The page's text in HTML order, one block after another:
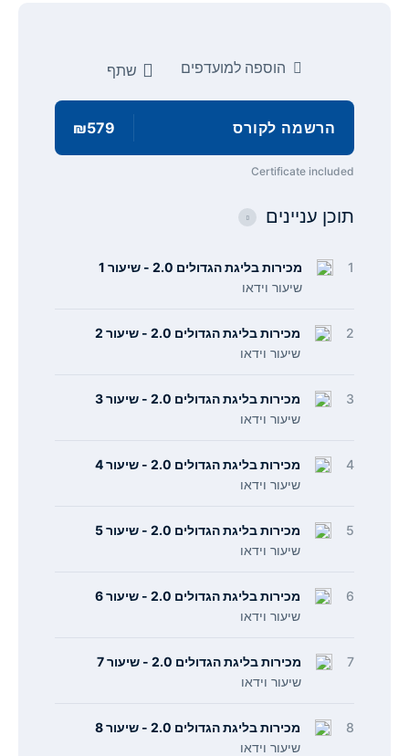
הוספה למועדפים שתף
הרשמה לקורס ₪579
Certificate included
תוכן עניינים
1
מכירות בליגת הגדולים 2.0 - שיעור 1
שיעור וידאו
2
מכירות בליגת הגדולים 2.0 - שיעור 2
שיעור וידאו
3
מכירות בליגת הגדולים 2.0 - שיעור 3
שיעור וידאו
4
מכירות בליגת הגדולים 2.0 - שיעור 4
שיעור וידאו
5
מכירות בליגת הגדולים 2.0 - שיעור 5
שיעור וידאו
6
מכירות בליגת הגדולים 2.0 - שיעור 6
שיעור וידאו
7
מכירות בליגת הגדולים 2.0 - שיעור 7
שיעור וידאו
8
מכירות בליגת הגדולים 2.0 - שיעור 8
שיעור וידאו